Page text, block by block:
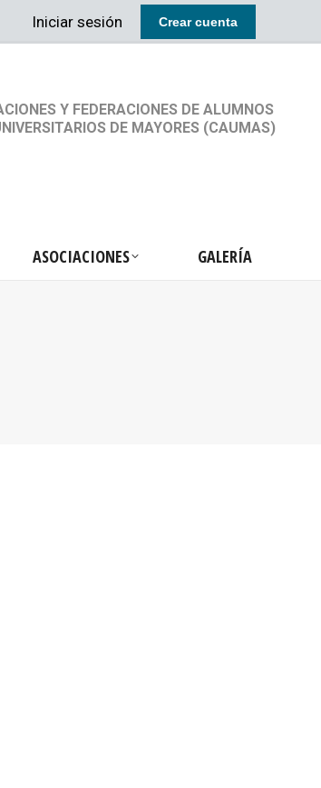
Iniciar sesión Crear cuenta
Y FEDERACIONES DE ALUMNOS
DE MAYORES (CAUMAS)
ASOCIACIONES GALERÍA